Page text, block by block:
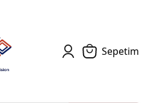
Sepetim